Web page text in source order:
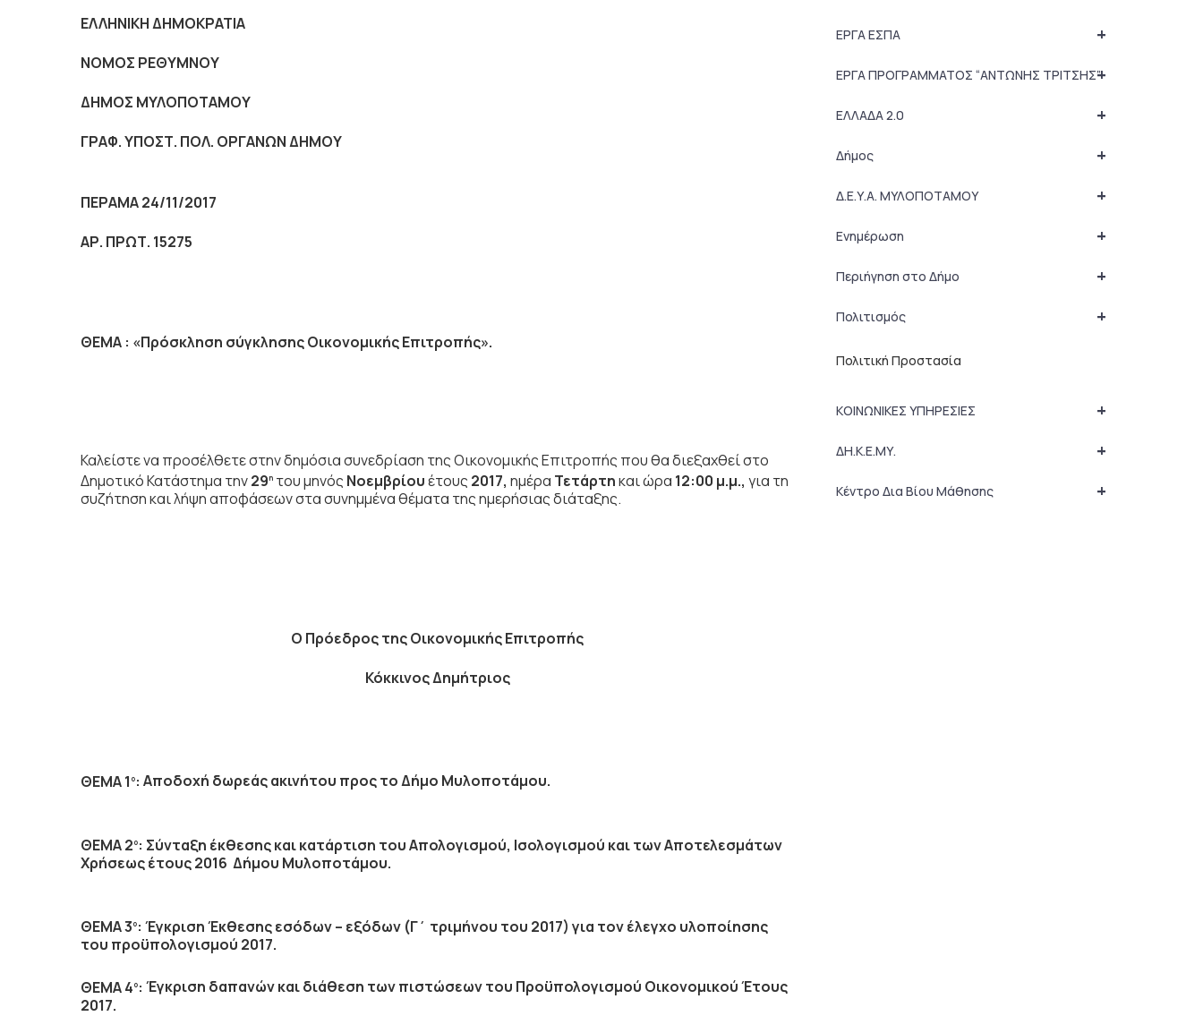
ΕΛΛΗΝΙΚΗ ΔΗΜΟΚΡΑΤΙΑ
NOMOΣ ΡΕΘΥΜΝΟΥ
ΔΗΜΟΣ ΜΥΛΟΠΟΤΑΜΟΥ
ΓΡΑΦ. ΥΠΟΣΤ. ΠΟΛ. ΟΡΓΑΝΩΝ ΔΗΜΟΥ
ΠΕΡΑΜΑ 24/11/2017
ΑΡ. ΠΡΩΤ. 15275
ΘΕΜΑ : «Πρόσκληση σύγκλησης Οικονομικής Επιτροπής».
Καλείστε να προσέλθετε στην δημόσια συνεδρίαση της Οικονομικής Επιτροπής που θα διεξαχθεί στο
Δημοτικό Κατάστημα την29η του μηνός Νοεμβρίουέτους 2017, ημέρα Τετάρτηκαι ώρα 12:00 μ.μ., για τη
συζήτηση και λήψη αποφάσεων στα συνημμένα θέματα της ημερήσιας διάταξης.
Ο Πρόεδροςτης Οικονομικής Επιτροπής
Κόκκινος Δημήτριος
ΘΕΜΑ 1 ο: Αποδοχή δωρεάς ακινήτου προς το Δήμο Μυλοποτάμου.
ΘΕΜΑ 2ο: Σύνταξη έκθεσης και κατάρτιση του Απολογισμού, Ισολογισμού και των Αποτελεσμάτων
Χρήσεως έτους 2016 Δήμου Μυλοποτάμου.
ΘΕΜΑ 3ο: Έγκριση Έκθεσης εσόδων – εξόδων (Γ΄ τριμήνου του 2017) για τον έλεγχο υλοποίησης
του προϋπολογισμού 2017.
ΘΕΜΑ 4ο: Έγκριση δαπανών και διάθεση των πιστώσεων του Προϋπολογισμού Οικονομικού Έτους
2017.
+
ΕΡΓΑ ΕΣΠΑ
+
ΕΡΓΑ ΠΡΟΓΡΑΜΜΑΤΟΣ “ΑΝΤΩΝΗΣ ΤΡΙΤΣΗΣ”
+
ΕΛΛΑΔΑ 2.0
+
Δήμος
+
Δ.Ε.Υ.Α. ΜΥΛΟΠΟΤΑΜΟΥ
+
Ενημέρωση
+
Περιήγηση στο Δήμο
+
Πολιτισμός
Πολιτική Προστασία
+
ΚΟΙΝΩΝΙΚΕΣ ΥΠΗΡΕΣΙΕΣ
+
ΔΗ.Κ.Ε.ΜΥ.
+
Κέντρο Δια Βίου Μάθησης